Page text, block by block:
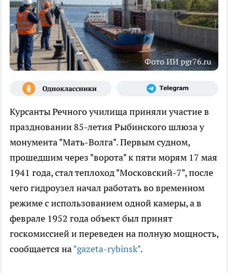
Фото ИИ pgr76.ru
Курсанты Речного училища приняли участие в
праздновании 85-летия Рыбинского шлюза у
монумента "Мать-Волга". Первым судном,
прошедшим через "ворота" к пяти морям 17 мая
1941 года, стал теплоход "Московский-7", после
чего гидроузел начал работать во временном
режиме с использованием одной камеры, а в
феврале 1952 года объект был принят
госкомиссией и переведен на полную мощность,
сообщается на"gazeta-rybinsk".